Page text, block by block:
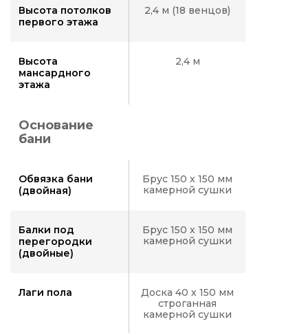
Высота потолков
первого этажа
2,4 м (18 венцов)
Высота
мансардного
этажа
2,4 м
Основание
бани
Обвязка бани
(двойная)
Брус 150 х 150 мм
камерной сушки
Балки под
перегородки
(двойные)
Брус 150 х 150 мм
камерной сушки
Лаги пола
Доска 40 х 150 мм
строганная
камерной сушки